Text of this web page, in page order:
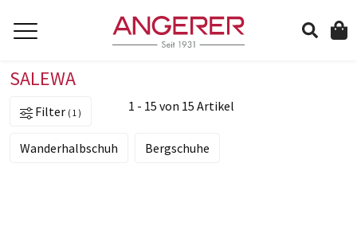
SALEWA
Filter 1 1 - 15 von 15 Artikel
Wanderhalbschuh Bergschuhe